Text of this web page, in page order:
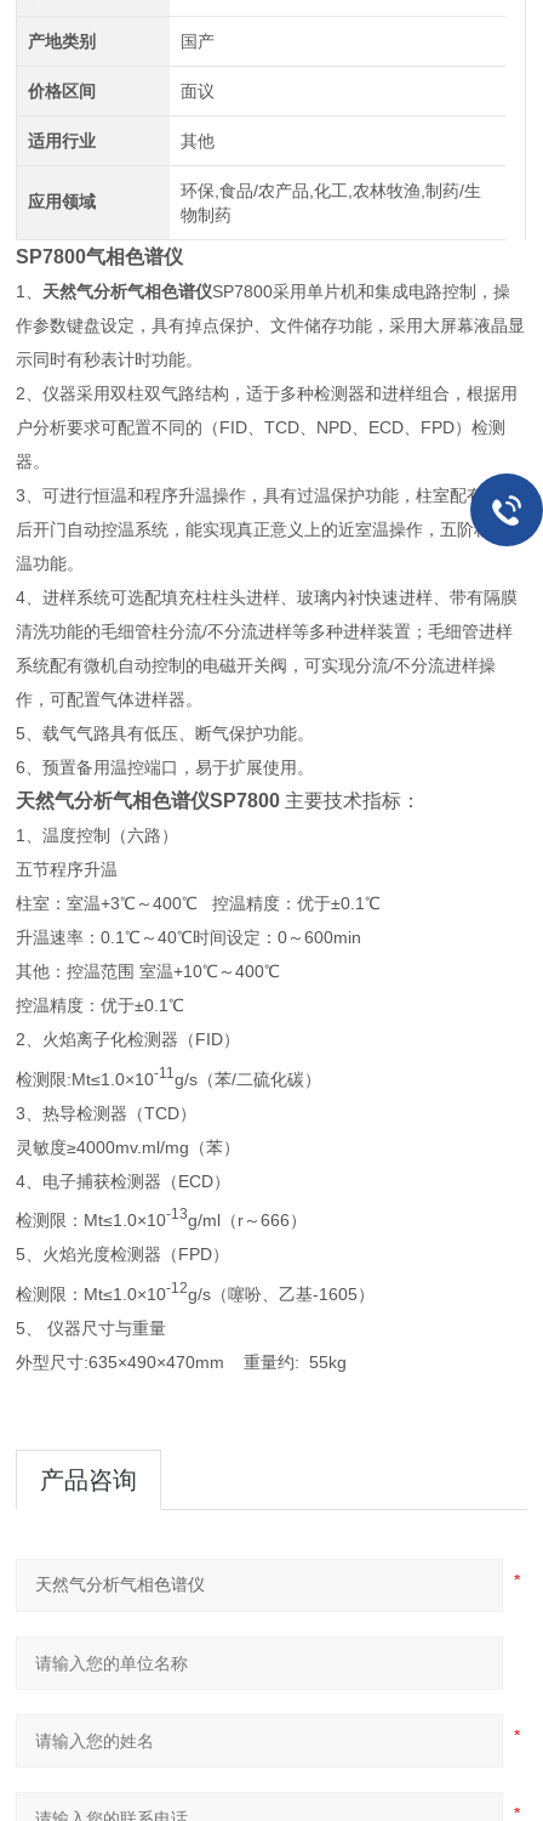
产地类别 国产
价格区间 面议
适用行业 其他
应用领域
环保,食品/农产品,化工,农林牧渔,制药/生
物制药
SP7800气相色谱仪
1、 天然气分析气相色谱仪SP7800采用单片机和集成电路控制，操
作参数键盘设定，具有掉点保护、文件储存功能，采用大屏幕液晶显
示同时有秒表计时功能。
2、仪器采用双柱双气路结构，适于多种检测器和进样组合，根据用
户分析要求可配置不同的（FID、TCD、NPD、ECD、FPD）检测
器。
3、可进行恒温和程序升温操作，具有过温保护功能，柱室配有柔性
后开门自动控温系统，能实现真正意义上的近室温操作，五阶程序升
温功能。
4、进样系统可选配填充柱柱头进样、玻璃内衬快速进样、带有隔膜
清洗功能的毛细管柱分流/不分流进样等多种进样装置；毛细管进样
系统配有微机自动控制的电磁开关阀，可实现分流/不分流进样操
作，可配置气体进样器。
5、载气气路具有低压、断气保护功能。
6、预置备用温控端口，易于扩展使用。
天然气分析气相色谱仪SP7800 主要技术指标：
1、温度控制（六路）
五节程序升温
柱室：室温+3℃～400℃ 控温精度：优于±0.1℃
升温速率：0.1℃～40℃时间设定：0～600min
其他：控温范围 室温+10℃～400℃
控温精度：优于±0.1℃
2、火焰离子化检测器（FID）
检测限:Mt≤1.0×10-11 g/s（苯/二硫化碳）
3、热导检测器（TCD）
灵敏度≥4000mv.ml/mg（苯）
4、 电子捕获检测器（ECD）
检测限：Mt≤1.0×10-13g/ml（r～666）
5、火焰光度检测器（FPD）
检测限：Mt≤1.0×10-12g/s（噻吩、乙基-1605）
5、 仪器尺寸与重量
外型尺寸:635×490×470mm 重量约: 55kg
产品咨询